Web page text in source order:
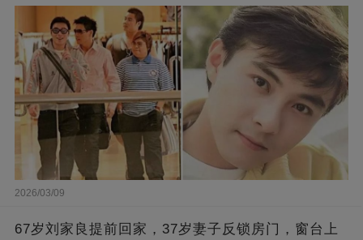
2026/03/09
67岁刘家良提前回家，37岁妻子反锁房门，窗台上